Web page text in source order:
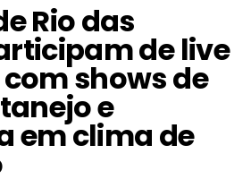
Rio das
de live
shows de
e
em clima de